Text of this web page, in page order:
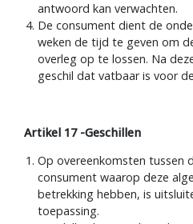
antwoord kan verwachten.
De consument dient de
weken de tijd te geven om
overleg op te lossen. Na
geschil dat vatbaar is voor
Artikel 17 -Geschillen
Op overeenkomsten tussen
consument waarop deze
betrekking hebben, is
toepassing.